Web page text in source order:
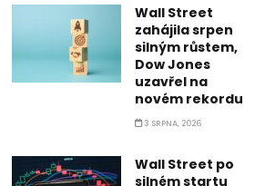
Wall Street
zahájila srpen
silným růstem,
Dow Jones
uzavřel na
novém rekordu
3 SRPNA, 2026
Wall Street po
silném startu